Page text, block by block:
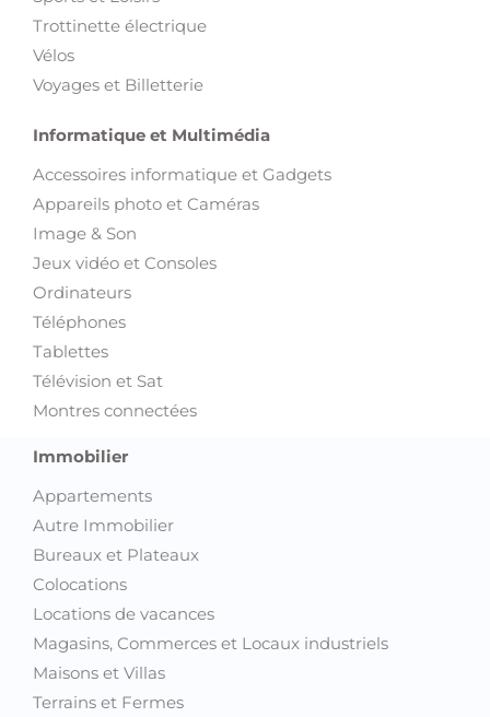
Trottinette électrique
Vélos
Voyages et Billetterie
Informatique et Multimédia
Accessoires informatique et Gadgets
Appareils photo et Caméras
Image & Son
Jeux vidéo et Consoles
Ordinateurs
Téléphones
Tablettes
Télévision et Sat
Montres connectées
Immobilier
Appartements
Autre Immobilier
Bureaux et Plateaux
Colocations
Locations de vacances
Magasins, Commerces et Locaux industriels
Maisons et Villas
Terrains et Fermes